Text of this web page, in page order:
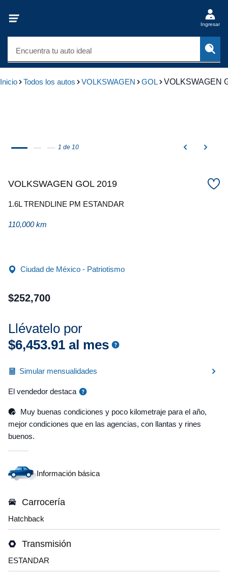
Ingresar
Encuentra tu auto ideal
Inicio Todos los autos VOLKSWAGEN GOL VOLKSWAGEN
1 de 10
VOLKSWAGEN GOL 2019
1.6L TRENDLINE PM ESTANDAR
110,000 km
Ciudad de México - Patriotismo
$252,700
Llévatelo por
$6,453.91 al mes
Simular mensualidades
El vendedor destaca
Muy buenas condiciones y poco kilometraje para el año,
mejor condiciones que en las agencias, con llantas y rines
buenos.
Información básica
Carrocería
Hatchback
Transmisión
ESTANDAR